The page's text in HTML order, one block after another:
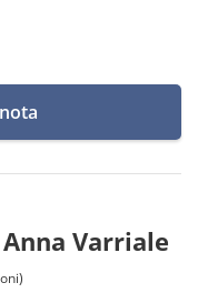
Varriale